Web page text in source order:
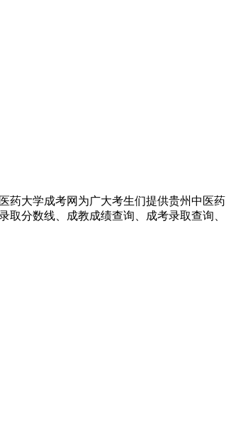
药大学成考网为广大考生们提供贵州中医药
分数线、成教成绩查询、成考录取查询、